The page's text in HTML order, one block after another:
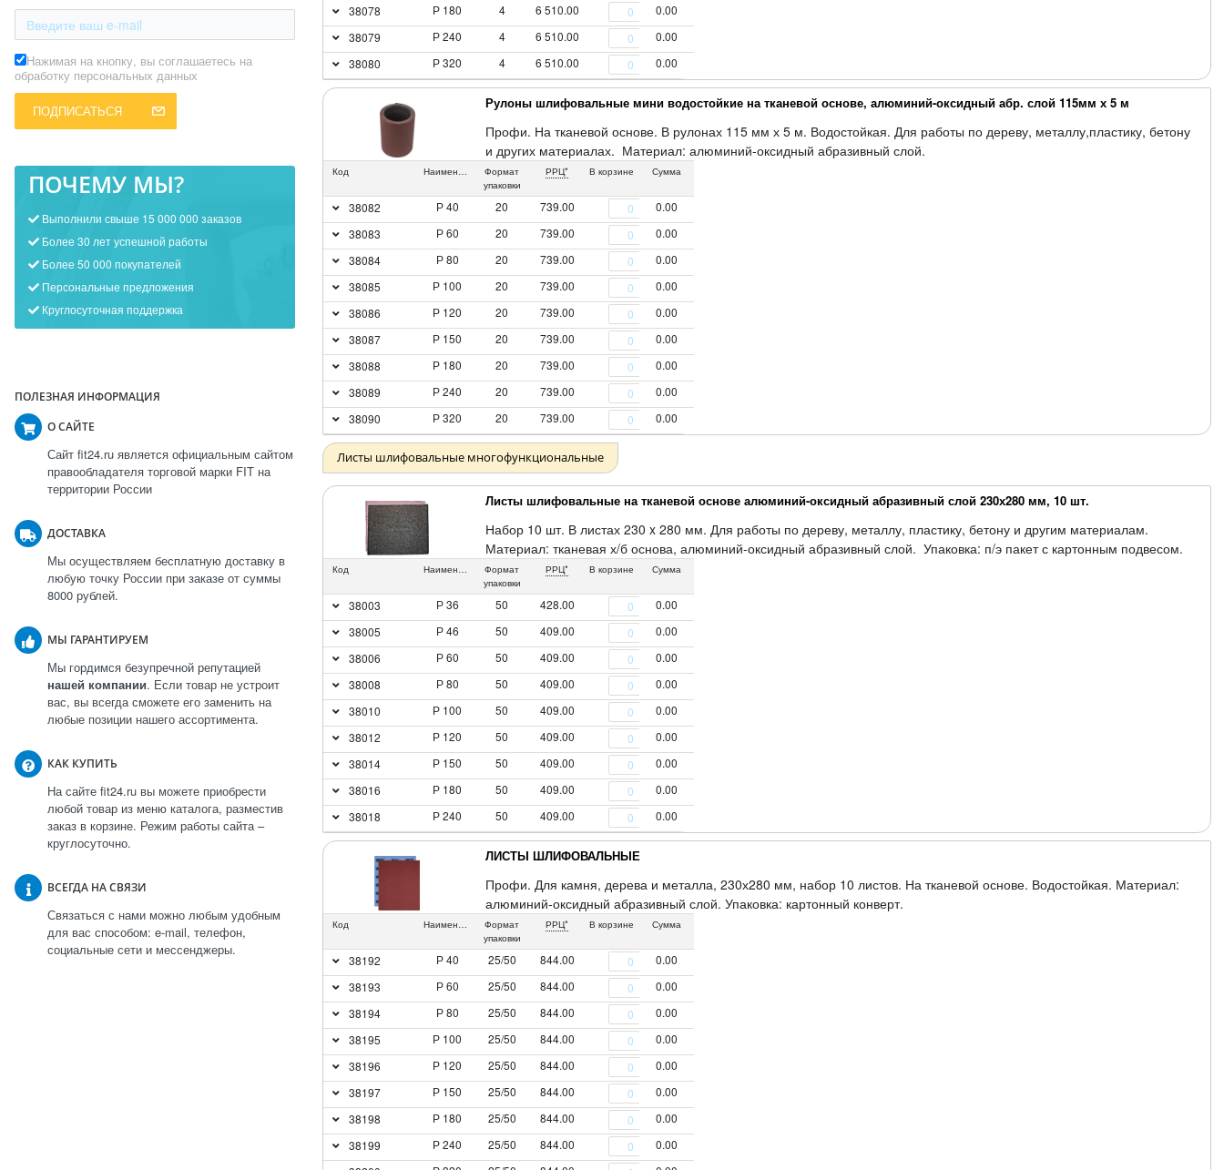
Нажимая на кнопку, вы соглашаетесь на
обработку персональных данных
ПОДПИСАТЬСЯ
ПОЧЕМУ МЫ?
Выполнили свыше 15 000 000 заказов
Более 30 лет успешной работы
Более 50 000 покупателей
Персональные предложения
Круглосуточная поддержка
ПОЛЕЗНАЯ ИНФОРМАЦИЯ
О САЙТЕ
Сайт fit24.ru является официальным сайтом
правообладателя торговой марки FIT на
территории России
ДОСТАВКА
Мы осуществляем бесплатную доставку в
любую точку России при заказе от суммы
8000 рублей.
МЫ ГАРАНТИРУЕМ
Мы гордимся безупречной репутацией
нашей компании. Если товар не устроит
вас, вы всегда сможете его заменить на
любые позиции нашего ассортимента.
КАК КУПИТЬ
На сайте fit24.ru вы можете приобрести
любой товар из меню каталога, разместив
заказ в корзине. Режим работы сайта –
круглосуточно.
ВСЕГДА НА СВЯЗИ
Связаться с нами можно любым удобным
для вас способом: e-mail, телефон,
социальные сети и мессенджеры.
38078
Р 180 4 6 510.00
0.00
38079
Р 240 4 6 510.00
0.00
38080
Р 320 4 6 510.00 0.00
Рулоны шлифовальные мини водостойкие на тканевой основе, алюминий-оксидный абр. слой 115мм х 5 м
Профи. На тканевой основе. В рулонах 115 мм х 5 м. Водостойкая. Для работы по дереву, металлу,пластику, бетону
и других материалах. Материал: алюминий-оксидный абразивный слой.
Код Наименование
Формат
упаковки
РРЦ* В корзине Сумма
38082 Р 40 20 739.00
0.00
38083
Р 60 20 739.00
0.00
38084
Р 80 20 739.00
0.00
38085
Р 100 20 739.00
0.00
38086
Р 120 20 739.00
0.00
38087
Р 150 20 739.00
0.00
38088
Р 180 20 739.00
0.00
38089
Р 240 20 739.00
0.00
38090
Р 320 20 739.00 0.00
Листы шлифовальные многофункциональные
Листы шлифовальные на тканевой основе алюминий-оксидный абразивный слой 230х280 мм, 10 шт.
Набор 10 шт. В листах 230 x 280 мм. Для работы по дереву, металлу, пластику, бетону и другим материалам.
Материал: тканевая х/б основа, алюминий-оксидный абразивный слой. Упаковка: п/э пакет с картонным подвесом.
Код Наименование
Формат
упаковки
РРЦ* В корзине Сумма
38003 Р 36 50 428.00
0.00
38005
Р 46 50 409.00
0.00
38006
Р 60 50 409.00
0.00
38008
Р 80 50 409.00
0.00
38010
Р 100 50 409.00
0.00
38012
Р 120 50 409.00
0.00
38014
Р 150 50 409.00
0.00
38016
Р 180 50 409.00
0.00
38018
Р 240 50 409.00 0.00
ЛИСТЫ ШЛИФОВАЛЬНЫЕ
Профи. Для камня, дерева и металла, 230х280 мм, набор 10 листов. На тканевой основе. Водостойкая. Материал:
алюминий-оксидный абразивный слой. Упаковка: картонный конверт.
Код Наименование
Формат
упаковки
РРЦ* В корзине Сумма
38192 Р 40 25/50 844.00
0.00
38193
Р 60 25/50 844.00
0.00
38194
Р 80 25/50 844.00
0.00
38195
Р 100 25/50 844.00
0.00
38196
Р 120 25/50 844.00
0.00
38197
Р 150 25/50 844.00
0.00
38198
Р 180 25/50 844.00
0.00
38199
Р 240 25/50 844.00
0.00